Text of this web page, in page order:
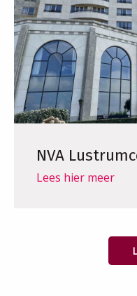
NVA
Lees hier meer